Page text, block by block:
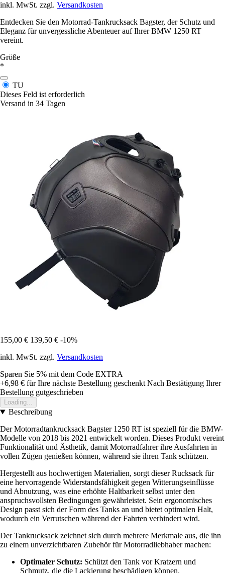
inkl. MwSt. zzgl. Versandkosten
Entdecken Sie den Motorrad-Tankrucksack Bagster, der Schutz und
Eleganz für unvergessliche Abenteuer auf Ihrer BMW 1250 RT
vereint.
Größe
*
TU
Dieses Feld ist erforderlich
Versand in 34 Tagen
155,00 € 139,50 € -10%
inkl. MwSt. zzgl. Versandkosten
Sparen Sie 5% mit dem Code EXTRA
+6,98 € für Ihre nächste Bestellung geschenkt Nach Bestätigung Ihrer
Bestellung gutgeschrieben
Loading...
Beschreibung
Der Motorradtankrucksack Bagster 1250 RT ist speziell für die BMW-
Modelle von 2018 bis 2021 entwickelt worden. Dieses Produkt vereint
Funktionalität und Ästhetik, damit Motorradfahrer ihre Ausfahrten in
vollen Zügen genießen können, während sie ihren Tank schützen.
Hergestellt aus hochwertigen Materialien, sorgt dieser Rucksack für
eine hervorragende Widerstandsfähigkeit gegen Witterungseinflüsse
und Abnutzung, was eine erhöhte Haltbarkeit selbst unter den
anspruchsvollsten Bedingungen gewährleistet. Sein ergonomisches
Design passt sich der Form des Tanks an und bietet optimalen Halt,
wodurch ein Verrutschen während der Fahrten verhindert wird.
Der Tankrucksack zeichnet sich durch mehrere Merkmale aus, die ihn
zu einem unverzichtbaren Zubehör für Motorradliebhaber machen:
Optimaler Schutz: Schützt den Tank vor Kratzern und
Schmutz, die die Lackierung beschädigen können.